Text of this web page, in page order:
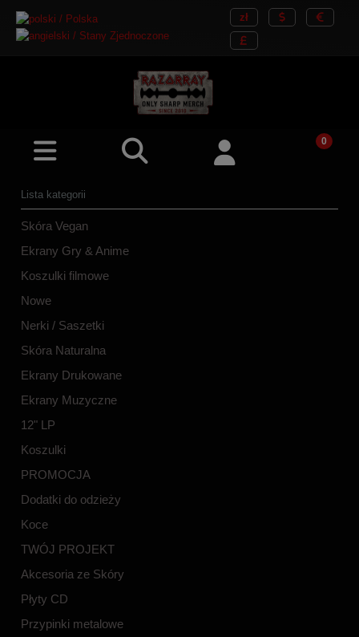
Lista kategorii
Skóra Vegan
Ekrany Gry & Anime
Koszulki filmowe
Nowe
Nerki / Saszetki
Skóra Naturalna
Ekrany Drukowane
Ekrany Muzyczne
12" LP
Koszulki
PROMOCJA
Dodatki do odzieży
Koce
TWÓJ PROJEKT
Akcesoria ze Skóry
Płyty CD
Przypinki metalowe